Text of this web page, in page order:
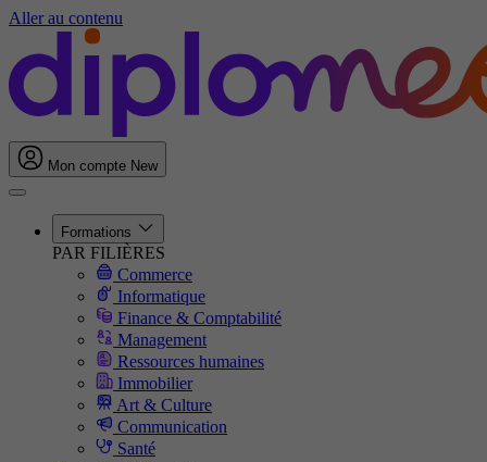
Aller au contenu
Mon compte New
Formations
PAR FILIÈRES
Commerce
Informatique
Finance & Comptabilité
Management
Ressources humaines
Immobilier
Art & Culture
Communication
Santé